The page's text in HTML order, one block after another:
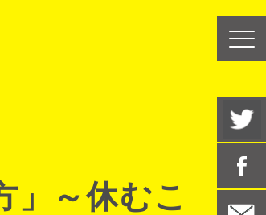
」～休むこ